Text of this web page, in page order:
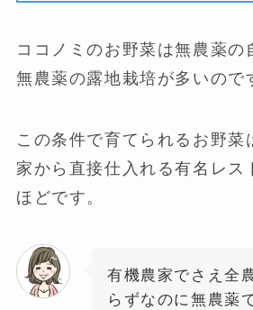
ココノミのお野菜は無農薬の
無農薬の露地栽培が多いので
この条件で育てられるお野菜
家から直接仕入れる有名レス
ほどです。
有機農家でさえ全
らずなのに無農薬